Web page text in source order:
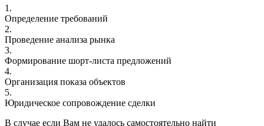
1.
Определение требований
2.
Проведение анализа рынка
3.
Формирование шорт-листа предложений
4.
Организация показа объектов
5.
Юридическое сопровождение сделки
В случае если Вам не удалось самостоятельно найти